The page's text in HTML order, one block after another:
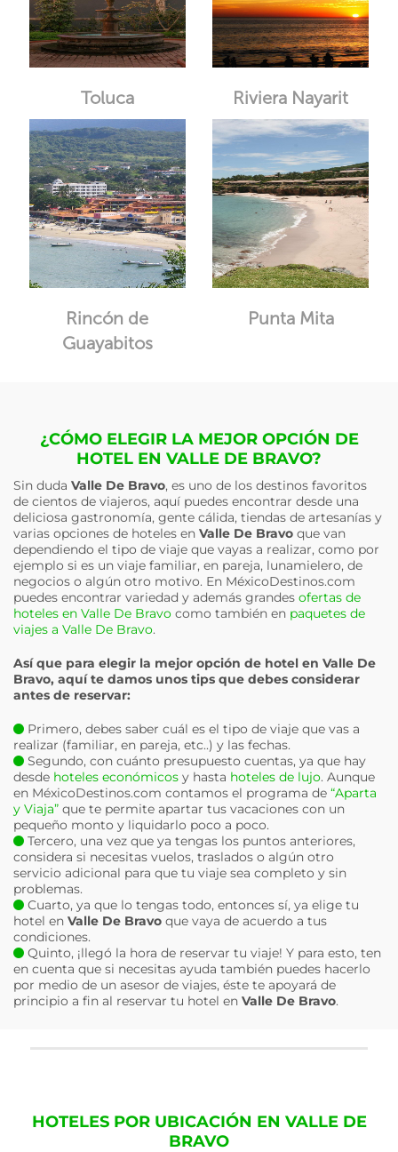
Toluca Riviera Nayarit
Rincón de
Guayabitos
Punta Mita
¿CÓMO ELEGIR LA MEJOR OPCIÓN DE
HOTEL EN VALLE DE BRAVO?
Sin duda Valle De Bravo, es uno de los destinos favoritos
de cientos de viajeros, aquí puedes encontrar desde una
deliciosa gastronomía, gente cálida, tiendas de artesanías y
varias opciones de hoteles en Valle De Bravo que van
dependiendo el tipo de viaje que vayas a realizar, como por
ejemplo si es un viaje familiar, en pareja, lunamielero, de
negocios o algún otro motivo. En MéxicoDestinos.com
puedes encontrar variedad y además grandes ofertas de
hoteles en Valle De Bravo como también en paquetes de
viajes a Valle De Bravo.
Así que para elegir la mejor opción de hotel en Valle De
Bravo, aquí te damos unos tips que debes considerar
antes de reservar:
Primero, debes saber cuál es el tipo de viaje que vas a
realizar (familiar, en pareja, etc..) y las fechas.
Segundo, con cuánto presupuesto cuentas, ya que hay
desde hoteles económicos y hasta hoteles de lujo. Aunque
en MéxicoDestinos.com contamos el programa de “Aparta
y Viaja” que te permite apartar tus vacaciones con un
pequeño monto y liquidarlo poco a poco.
Tercero, una vez que ya tengas los puntos anteriores,
considera si necesitas vuelos, traslados o algún otro
servicio adicional para que tu viaje sea completo y sin
problemas.
Cuarto, ya que lo tengas todo, entonces sí, ya elige tu
hotel en Valle De Bravo que vaya de acuerdo a tus
condiciones.
Quinto, ¡llegó la hora de reservar tu viaje! Y para esto, ten
en cuenta que si necesitas ayuda también puedes hacerlo
por medio de un asesor de viajes, éste te apoyará de
principio a fin al reservar tu hotel en Valle De Bravo.
HOTELES POR UBICACIÓN EN VALLE DE
BRAVO